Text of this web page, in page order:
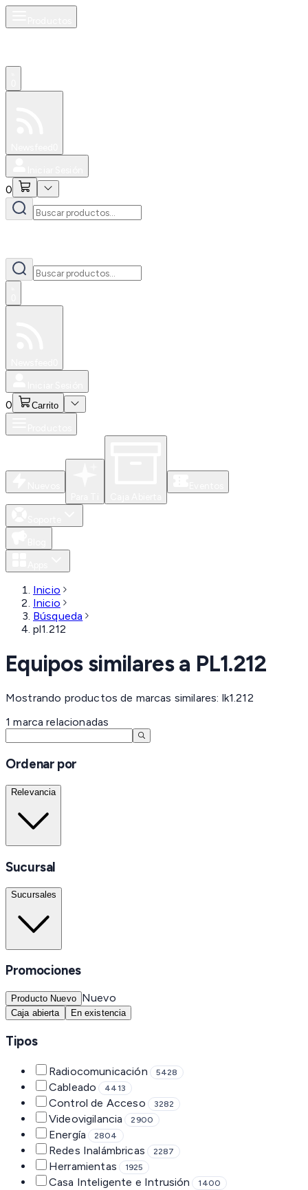
0
0 Carrito
Inicio
Inicio
Búsqueda
pl1.212
Equipos similares a PL1.212
Mostrando productos de marcas similares: lk1.212
1 marca relacionadas
Ordenar por
Relevancia
Sucursal
Sucursales
Promociones
Producto Nuevo Nuevo
Caja abierta En existencia
Tipos
Radiocomunicación 5428
Cableado 4413
Control de Acceso 3282
Videovigilancia 2900
Energía 2804
Redes Inalámbricas 2287
Herramientas 1925
Casa Inteligente e Intrusión 1400